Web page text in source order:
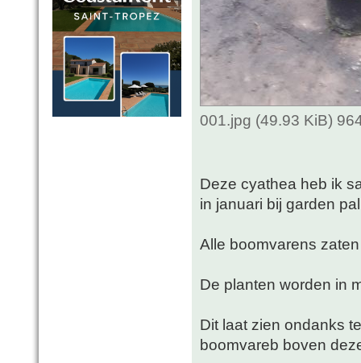
001.jpg (49.93 KiB)
Deze cyathea heb ik
in januari bij garden
Alle boomvarens
De planten worden in
Dit laat zien ondanks
boomvareb boven